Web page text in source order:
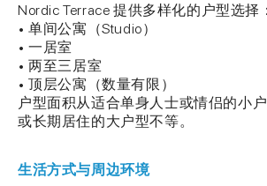
Nordic Terrace 提供多样化的户型选择：
• 单间公寓（Studio）
• 一居室
• 两至三居室
• 顶层公寓（数量有限）
户型面积从适合单身人士或情侣的小
或长期居住的大户型不等。
生活方式与周边环境